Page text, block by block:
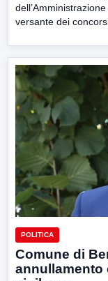
versante dei
POLITICA
Comune di
annullamento